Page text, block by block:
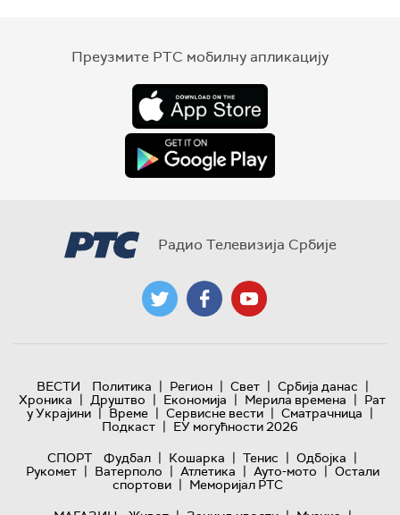
Преузмите РТС мобилну апликацију
Радио Телевизија Србије
ВЕСТИ Политика | Регион | Свет | Србија данас |
Хроника | Друштво | Економија | Мерила времена | Рат
у Украјини | Време | Сервисне вести | Сматрачница |
Подкаст | ЕУ могућности 2026
СПОРТ
Фудбал | Кошарка | Тенис | Одбојка |
Рукомет | Ватерполо | Атлетика | Ауто-мото | Остали
спортови | Меморијал РТС